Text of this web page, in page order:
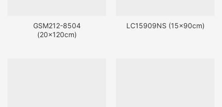
GSM212-8504
(20x120cm)
LC15909NS (15x90cm)